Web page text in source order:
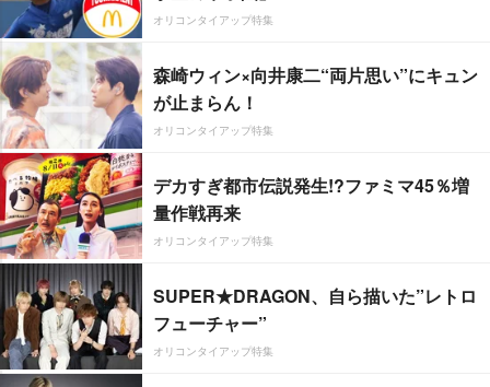
オリコンタイアップ特集
森崎ウィン×向井康二“両片思い”にキュン
が止まらん！
オリコンタイアップ特集
デカすぎ都市伝説発生!?ファミマ45％増
量作戦再来
オリコンタイアップ特集
SUPER★DRAGON、自ら描いた”レトロ
フューチャー”
オリコンタイアップ特集